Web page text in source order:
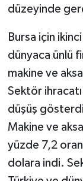
düzeyinde
Bursa için
dünyaca ünlü
makine ve
Sektör
düşüş
Makine ve
yüzde 7,2
dolara indi.